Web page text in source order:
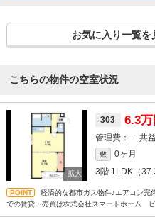
お気に入り一覧を
こちらの物件の空室状況
303 6.3万
-
敷 0ヶ月
3階 1LDK（
経済的な都市ガス物件♪エアコン
での賃貸・売買は株式会社スマートホーム